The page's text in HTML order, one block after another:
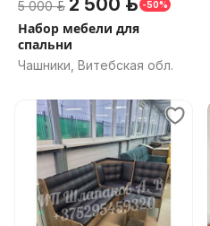
5 000 р. 2 500 р. -50%
Набор мебели для
спальни
Чашники, Витебская обл.